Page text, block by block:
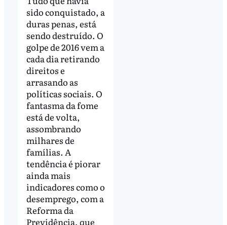
sido conquistado, a
duras penas, está
sendo destruído. O
golpe de 2016 vem a
cada dia retirando
direitos e
arrasando as
políticas sociais. O
fantasma da fome
está de volta,
assombrando
milhares de
famílias. A
tendência é piorar
ainda mais
indicadores como o
desemprego, com a
Reforma da
Previdência, que